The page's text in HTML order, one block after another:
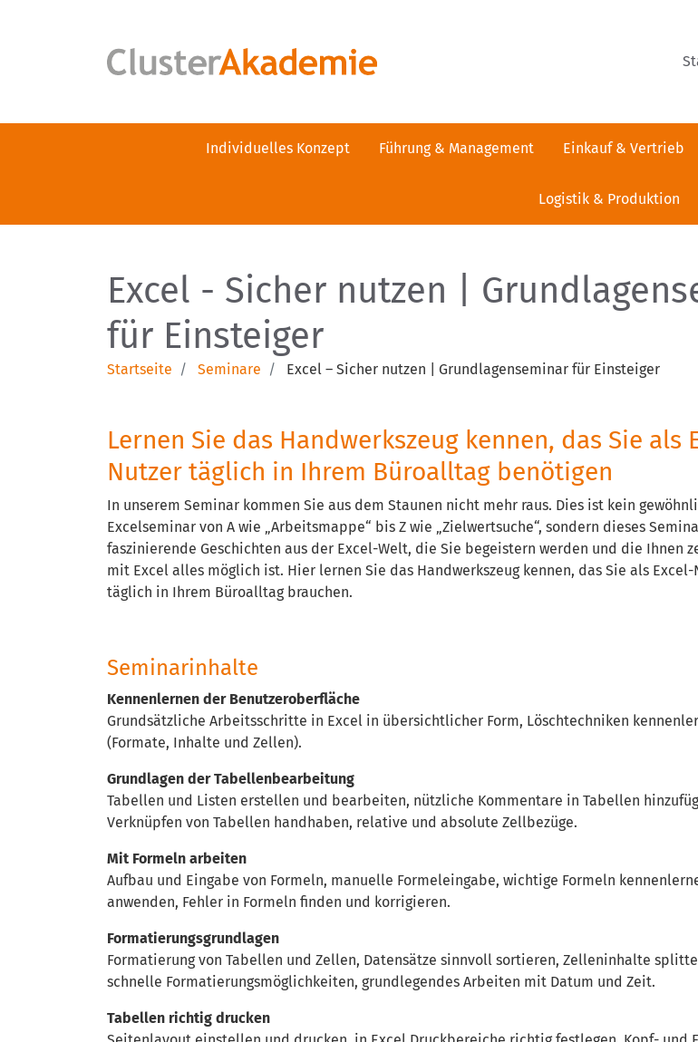
Individuelles Konzept Führung & Management Einkauf & Vertrieb
Logistik & Produktion
Excel - Sicher nutzen |
für Einsteiger
Startseite Seminare Excel – Sicher nutzen | Grundlagenseminar für Einsteiger
Lernen Sie das Handwerkszeug kennen, das Sie als
Nutzer täglich in Ihrem Büroalltag benötigen
In unserem Seminar kommen Sie aus dem Staunen nicht mehr raus. Dies ist kein
Excelseminar von A wie „Arbeitsmappe“ bis Z wie „Zielwertsuche“, sondern dieses
faszinierende Geschichten aus der Excel-Welt, die Sie begeistern werden und die Ihnen
mit Excel alles möglich ist. Hier lernen Sie das Handwerkszeug kennen, das Sie als Excel-
täglich in Ihrem Büroalltag brauchen.
Seminarinhalte
Kennenlernen der Benutzeroberfläche
Grundsätzliche Arbeitsschritte in Excel in übersichtlicher Form, Löschtechniken
(Formate, Inhalte und Zellen).
Grundlagen der Tabellenbearbeitung
Tabellen und Listen erstellen und bearbeiten, nützliche Kommentare in Tabellen
Verknüpfen von Tabellen handhaben, relative und absolute Zellbezüge.
Mit Formeln arbeiten
Aufbau und Eingabe von Formeln, manuelle Formeleingabe, wichtige Formeln
anwenden, Fehler in Formeln finden und korrigieren.
Formatierungsgrundlagen
Formatierung von Tabellen und Zellen, Datensätze sinnvoll sortieren, Zelleninhalte
schnelle Formatierungsmöglichkeiten, grundlegendes Arbeiten mit Datum und Zeit.
Tabellen richtig drucken